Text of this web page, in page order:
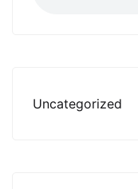
Uncategorized